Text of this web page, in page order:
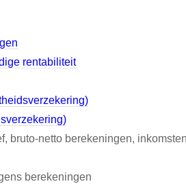
rentabiliteit
bruto-netto berekeningen,
berekeningen